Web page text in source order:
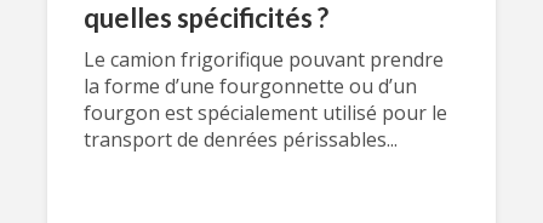
quelles spécificités ?
Le camion frigorifique pouvant prendre
la forme d’une fourgonnette ou d’un
fourgon est spécialement utilisé pour le
transport de denrées périssables...